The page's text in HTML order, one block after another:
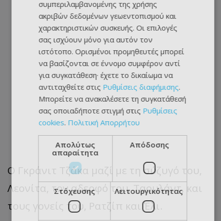
Ο Γκράνιτ Τζάκα μαζί με τη σύζυγό του,
Λεονίτα, τον αδερφό του, Ταουλάντ, και
τους γονείς του, Ρατζίπ και Έλι.
συμπεριλαμβανομένης της χρήσης
ακριβών δεδομένων γεωεντοπισμού και
χαρακτηριστικών συσκευής. Οι επιλογές
σας ισχύουν μόνο για αυτόν τον
ιστότοπο. Ορισμένοι προμηθευτές μπορεί
να βασίζονται σε έννομο συμφέρον αντί
για συγκατάθεση· έχετε το δικαίωμα να
αντιταχθείτε στις Ρυθμίσεις διαφήμισης.
Μπορείτε να ανακαλέσετε τη συγκατάθεσή
σας οποιαδήποτε στιγμή στις Ρυθμίσεις
cookies. Πολιτική Απορρήτου
Απολύτως
απαραίτητα
Απόδοσης
Στόχευσης Λειτουργικότητας